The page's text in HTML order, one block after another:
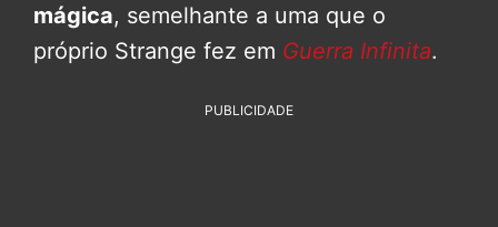
mágica, semelhante a uma que o
próprio Strange fez em Guerra Infinita.
PUBLICIDADE